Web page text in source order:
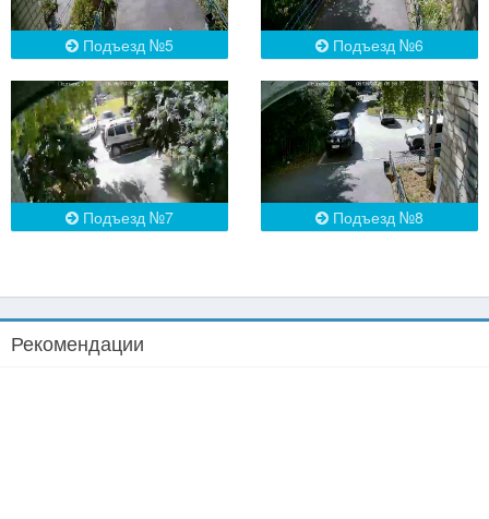
Подъезд №5 Подъезд №6
Подъезд №7 Подъезд №8
Рекомендации